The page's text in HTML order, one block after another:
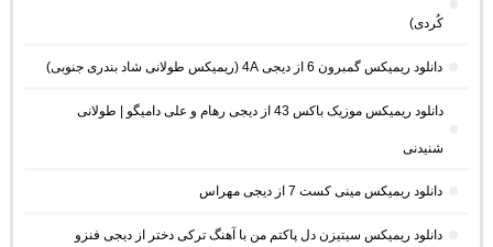
کُردی)
دانلود ریمیکس گمبرون 6 از دیجی 4A (ریمیکس طولانی شاد بندری جنوبی)
دانلود ریمیکس موزیک باکس 43 از دیجی رهام و علی دامیگو | طولانی
شنیدنی
دانلود ریمیکس مینی کست 7 از دیجی مهراس
دانلود ریمیکس سیتیزن دل پاکتم من با آهنگ ترکی دختر از دیجی فنزو